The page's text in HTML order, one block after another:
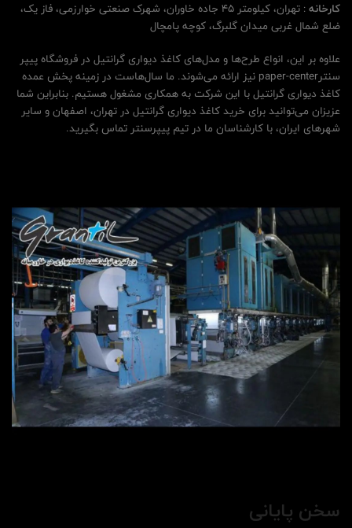
کارخانه
: تهران، کیلومتر 45 جاده خاوران، شهرک صنعتی خوارزمی، فاز یک،
ضلع شمال غربی میدان گلبرگ، کوچه پامچال
علاوه بر این، انواع طرح‌ها و مدل‌های کاغذ دیواری گرانتیل در فروشگاه پیپر
سنترpaper-center نیز ارائه می‌شوند. ما سال‌هاست در زمینه پخش عمده
کاغذ دیواری گرانتیل با این شرکت به همکاری مشغول هستیم. بنابراین شما
عزیزان می‌توانید برای خرید کاغذ دیواری گرانتیل در تهران، اصفهان و سایر
شهرهای ایران، با کارشناسان ما در تیم پیپرسنتر تماس بگیرید.
سخن پایانی